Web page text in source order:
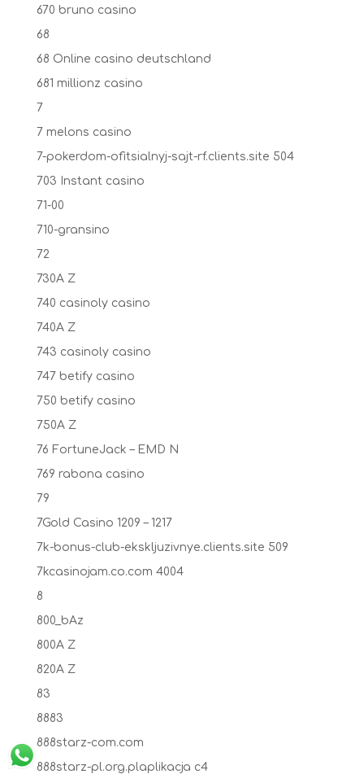
670 bruno casino
68
68 Online casino deutschland
681 millionz casino
7
7 melons casino
7-pokerdom-ofitsialnyj-sajt-rf.clients.site 504
703 Instant casino
71-00
710-gransino
72
730A Z
740 casinoly casino
740A Z
743 casinoly casino
747 betify casino
750 betify casino
750A Z
76 FortuneJack – EMD N
769 rabona casino
79
7Gold Casino 1209 – 1217
7k-bonus-club-ekskljuzivnye.clients.site 509
7kcasinojam.co.com 4004
8
800_bAz
800A Z
820A Z
83
8883
888starz-com.com
888starz-pl.org.plaplikacja c4